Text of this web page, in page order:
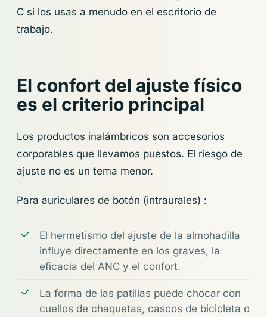
C si los usas a menudo en el escritorio de
trabajo.
El confort del ajuste físico
es el criterio principal
Los productos inalámbricos son accesorios
corporables que llevamos puestos. El riesgo de
ajuste no es un tema menor.
Para auriculares de botón (intraurales) :
El hermetismo del ajuste de la almohadilla
influye directamente en los graves, la
eficacia del ANC y el confort.
La forma de las patillas puede chocar con
cuellos de chaquetas, cascos de bicicleta o